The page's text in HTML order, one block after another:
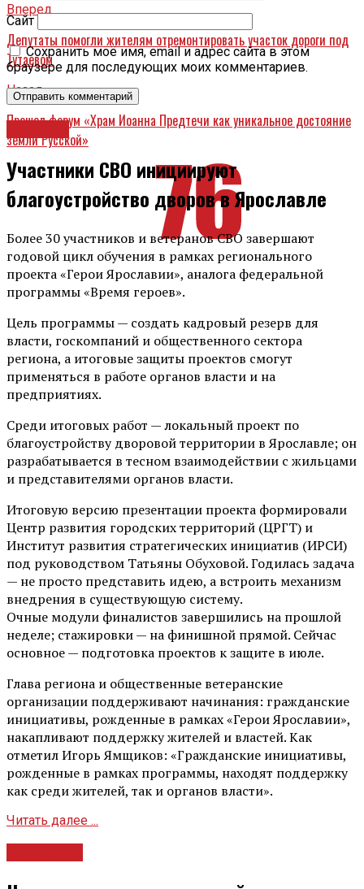
Вперед
Депутаты помогли жителям отремонтировать участок дороги под
Тутаевом
Назад
Прошел форум «Храм Иоанна Предтечи как уникальное достояние
земли Русской»
Сайт
Сохранить моё имя, email и адрес сайта в этом
браузере для последующих моих комментариев.
Участники СВО инициируют
благоустройство дворов в Ярославле
Более 30 участников и ветеранов СВО завершают
годовой цикл обучения в рамках регионального
проекта «Герои Ярославии», аналога федеральной
программы «Время героев».
Цель программы — создать кадровый резерв для
власти, госкомпаний и общественного сектора
региона, а итоговые защиты проектов смогут
применяться в работе органов власти и на
предприятиях.
Среди итоговых работ — локальный проект по
благоустройству дворовой территории в Ярославле; он
разрабатывается в тесном взаимодействии с жильцами
и представителями органов власти.
Итоговую версию презентации проекта формировали
Центр развития городских территорий (ЦРГТ) и
Институт развития стратегических инициатив (ИРСИ)
под руководством Татьяны Обуховой. Годилась задача
— не просто представить идею, а встроить механизм
внедрения в существующую систему.
Очные модули финалистов завершились на прошлой
неделе; стажировки — на финишной прямой. Сейчас
основное — подготовка проектов к защите в июле.
Глава региона и общественные ветеранские
организации поддерживают начинания: гражданские
инициативы, рожденные в рамках «Герои Ярославии»,
накапливают поддержку жителей и властей. Как
отметил Игорь Ямщиков: «Гражданские инициативы,
рожденные в рамках программы, находят поддержку
как среди жителей, так и органов власти».
Читать далее ...